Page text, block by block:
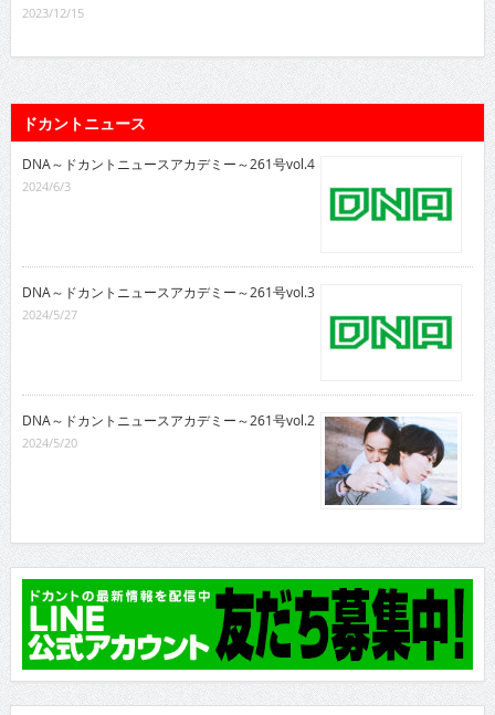
2023/12/15
ドカントニュース
DNA～ドカントニュースアカデミー～261号vol.4
2024/6/3
DNA～ドカントニュースアカデミー～261号vol.3
2024/5/27
DNA～ドカントニュースアカデミー～261号vol.2
2024/5/20